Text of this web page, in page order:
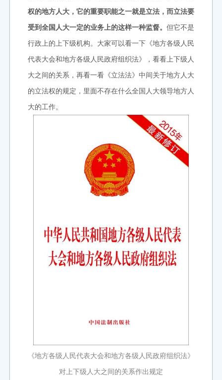
权的地方人大，它的重要职能之一就是立法，而立法要
受到全国人大一定的业务上的这样一种监督。 但它不是
行政上的上下级机构。大家可以看一下《地方各级人民
代表大会和地方各级人民政府组织法》，看看上下级人
大之间的关系，再看一看《立法法》中间关于地方人大
的立法权的规定，里面不存在什么全国人大领导地方人
大的工作。
《地方各级人民代表大会和地方各级人民政府组织法》
对上下级人大之间的关系作出规定